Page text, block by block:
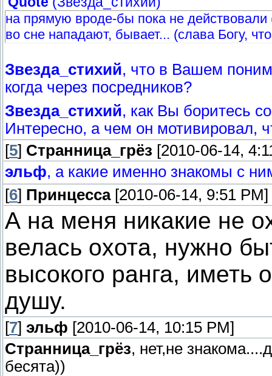
на прямую вроде-бы пока не действовали
во сне нападают, бывает... (слава Богу,
Звезда_стихий, что в Вашем
когда через посредников?
Звезда_стихий, как Вы боритесь
Интересно, а чем он мотивировал,
[5] Странница_грёз [2010-06-14,
эльф, а какие именно знакомы с
[6] Принцесса[2010-06-14, 9:51 PM]
А на меня никакие не
велась охота, нужно
высокого ранга, иметь
душу.
[7] эльф [2010-06-14, 10:15 PM]
Странница_грёз, нет,не
бесята))